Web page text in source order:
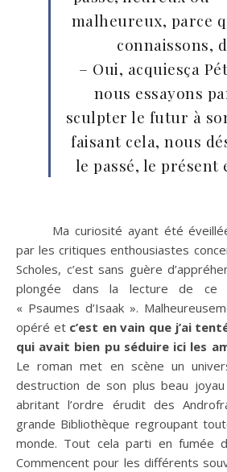
malheureux, parce
connaissons,
– Oui, acquiesça
nous essayons
sculpter le futur à
faisant cela, nous
le passé, le présent
Ma curiosité ayant été
par les critiques enthousiastes
Scholes, c’est sans guère
plongée dans la lecture de ce
« Psaumes d’Isaak ».
opéré et c’est en vain que j’ai
qui avait bien pu séduire ici les
Le roman met en scène un
destruction de son plus beau
abritant l’ordre érudit des
grande Bibliothèque regroupant
monde. Tout cela parti en fumée
Commencent pour les différents